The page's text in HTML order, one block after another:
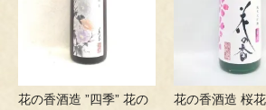
花の香酒造 ”四季” 花の
花の香酒造 桜